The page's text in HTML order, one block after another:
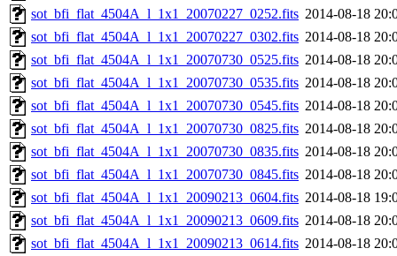
sot_bfi_flat_4504A_l_1x1_20070227_0252.fits 2014-08-18
sot_bfi_flat_4504A_l_1x1_20070227_0302.fits 2014-08-18
sot_bfi_flat_4504A_l_1x1_20070730_0525.fits 2014-08-18
sot_bfi_flat_4504A_l_1x1_20070730_0535.fits 2014-08-18
sot_bfi_flat_4504A_l_1x1_20070730_0545.fits 2014-08-18
sot_bfi_flat_4504A_l_1x1_20070730_0825.fits 2014-08-18
sot_bfi_flat_4504A_l_1x1_20070730_0835.fits 2014-08-18
sot_bfi_flat_4504A_l_1x1_20070730_0845.fits 2014-08-18
sot_bfi_flat_4504A_l_1x1_20090213_0604.fits 2014-08-18
sot_bfi_flat_4504A_l_1x1_20090213_0609.fits 2014-08-18
sot_bfi_flat_4504A_l_1x1_20090213_0614.fits 2014-08-18